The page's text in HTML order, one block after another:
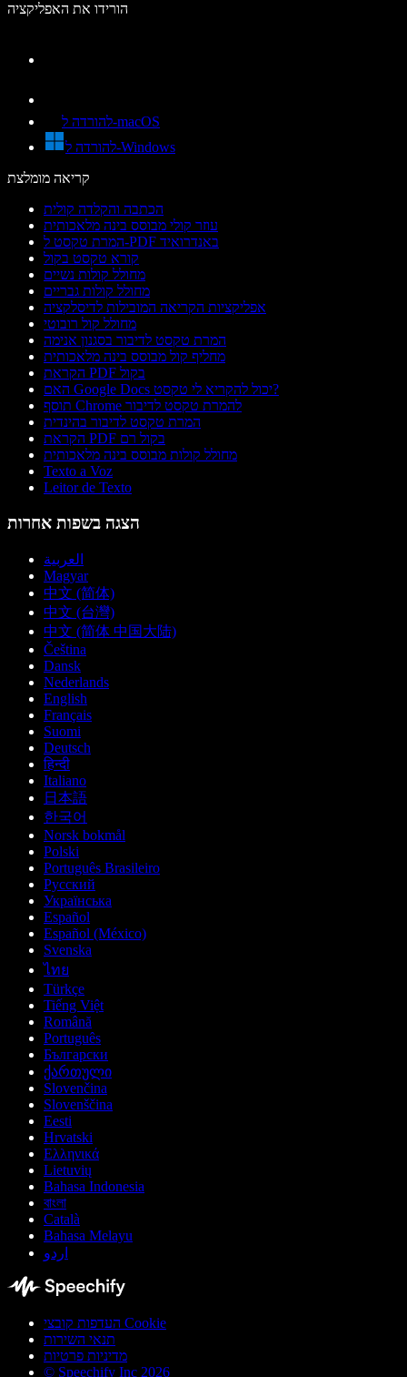
הורידו את האפליקציה
להורדה ל-macOS
להורדה ל-Windows
קריאה מומלצת
הכתבה והקלדה קולית
עוזר קולי מבוסס בינה מלאכותית
המרת טקסט ל-PDF באנדרואיד
קורא טקסט בקול
מחולל קולות נשיים
מחולל קולות גבריים
אפליקציות הקריאה המובילות לדיסלקציה
מחולל קול רובוטי
המרת טקסט לדיבור בסגנון אנימה
מחליף קול מבוסס בינה מלאכותית
הקראת PDF בקול
האם Google Docs יכול להקריא לי טקסט?
תוסף Chrome להמרת טקסט לדיבור
המרת טקסט לדיבור בהינדית
הקראת PDF בקול רם
מחולל קולות מבוסס בינה מלאכותית
Texto a Voz
Leitor de Texto
הצגה בשפות אחרות
العربية
Magyar
中文 (简体)
中文 (台灣)
中文 (简体 中国大陆)
Čeština
Dansk
Nederlands
English
Français
Suomi
Deutsch
हिन्दी
Italiano
日本語
한국어
Norsk bokmål
Polski
Português Brasileiro
Русский
Українська
Español
Español (México)
Svenska
ไทย
Türkçe
Tiếng Việt
Română
Português
Български
ქართული
Slovenčina
Slovenščina
Eesti
Hrvatski
Ελληνικά
Lietuvių
Bahasa Indonesia
বাংলা
Català
Bahasa Melayu
اردو
העדפות קובצי Cookie
תנאי השירות
מדיניות פרטיות
© Speechify Inc 2026